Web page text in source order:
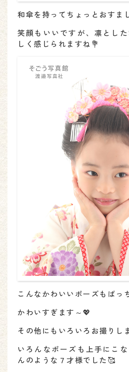
和傘を持ってちょっとおすま
笑顔もいいですが、凛とし
しく感じられますね💐
こんなかわいいポーズもばっ
かわいすぎます～💖
その他にもいろいろお撮りし
いろんなポーズも上手にこ
んのような７才様でした🥰